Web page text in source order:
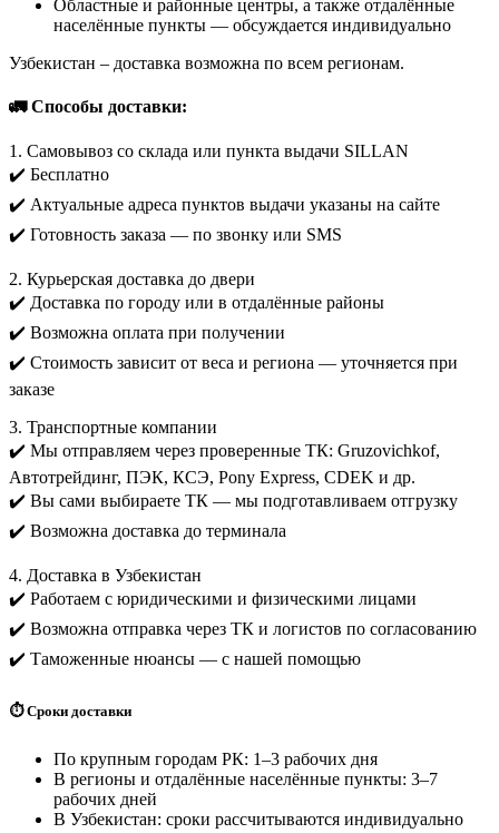
Областные и районные центры, а также отдалённые
населённые пункты — обсуждается индивидуально
Узбекистан – доставка возможна по всем регионам.
🚛 Способы доставки:
1. Самовывоз со склада или пункта выдачи SILLAN
✔️ Бесплатно
✔️ Актуальные адреса пунктов выдачи указаны на сайте
✔️ Готовность заказа — по звонку или SMS
2. Курьерская доставка до двери
✔️ Доставка по городу или в отдалённые районы
✔️ Возможна оплата при получении
✔️ Стоимость зависит от веса и региона — уточняется при
заказе
3. Транспортные компании
✔️ Мы отправляем через проверенные ТК: Gruzovichkof,
Автотрейдинг, ПЭК, КСЭ, Pony Express, CDEK и др.
✔️ Вы сами выбираете ТК — мы подготавливаем отгрузку
✔️ Возможна доставка до терминала
4. Доставка в Узбекистан
✔️ Работаем с юридическими и физическими лицами
✔️ Возможна отправка через ТК и логистов по согласованию
✔️ Таможенные нюансы — с нашей помощью
⏱️ Сроки доставки
По крупным городам РК: 1–3 рабочих дня
В регионы и отдалённые населённые пункты: 3–7
рабочих дней
В Узбекистан: сроки рассчитываются индивидуально